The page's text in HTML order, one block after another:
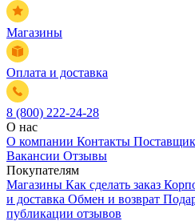
Магазины
Оплата и доставка
8 (800) 222-24-28
О нас
О компании Контакты
Вакансии Отзывы
Покупателям
Магазины Как сделать заказ
и доставка Обмен и возврат
публикации отзывов